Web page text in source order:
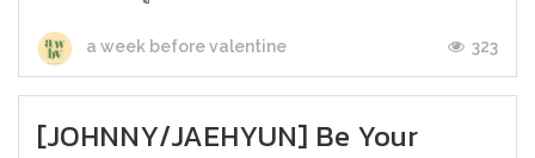
a week before valentine 323
[JOHNNY/JAEHYUN] Be Your